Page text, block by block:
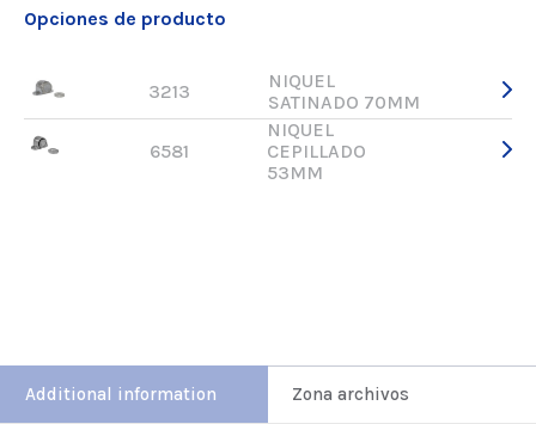
Opciones de producto
3213
NIQUEL
SATINADO 70MM
6581
NIQUEL
CEPILLADO
53MM
Additional information Zona archivos